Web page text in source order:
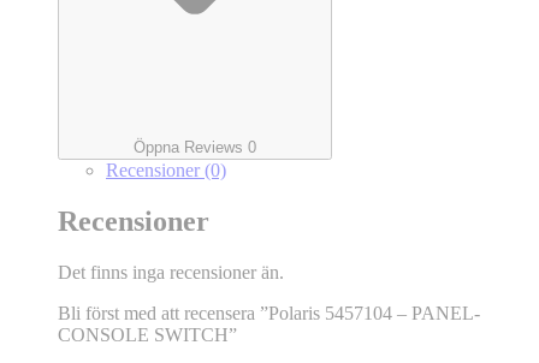
Öppna Reviews 0
Recensioner (0)
Recensioner
Det finns inga recensioner än.
Bli först med att recensera ”Polaris 5457104 – PANEL-
CONSOLE SWITCH”